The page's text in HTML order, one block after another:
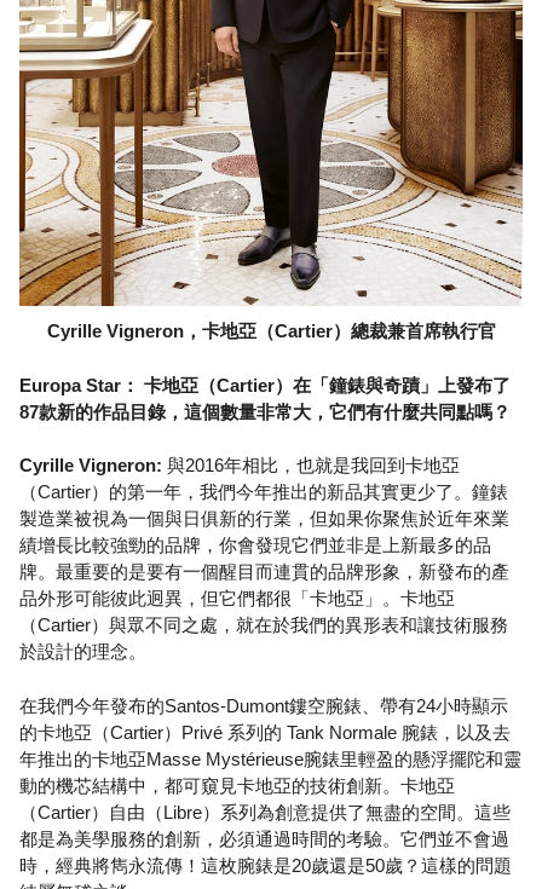
Cyrille Vigneron，卡地亞（Cartier）總裁兼首席執行官
Europa Star： 卡地亞（Cartier）在「鐘錶與奇蹟」上發布了
87款新的作品目錄，這個數量非常大，它們有什麼共同點嗎？
Cyrille Vigneron: 與2016年相比，也就是我回到卡地亞
（Cartier）的第一年，我們今年推出的新品其實更少了。鐘錶
製造業被視為一個與日俱新的行業，但如果你聚焦於近年來業
績增長比較強勁的品牌，你會發現它們並非是上新最多的品
牌。最重要的是要有一個醒目而連貫的品牌形象，新發布的產
品外形可能彼此迥異，但它們都很「卡地亞」。卡地亞
（Cartier）與眾不同之處，就在於我們的異形表和讓技術服務
於設計的理念。
在我們今年發布的Santos-Dumont鏤空腕錶、帶有24小時顯示
的卡地亞（Cartier）Privé 系列的 Tank Normale 腕錶，以及去
年推出的卡地亞Masse Mystérieuse腕錶里輕盈的懸浮擺陀和靈
動的機芯結構中，都可窺見卡地亞的技術創新。卡地亞
（Cartier）自由（Libre）系列為創意提供了無盡的空間。這些
都是為美學服務的創新，必須通過時間的考驗。它們並不會過
時，經典將雋永流傳！這枚腕錶是20歲還是50歲？這樣的問題